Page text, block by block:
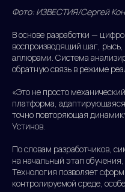
Фото: ИЗВЕСТИЯ/Сергей
В основе разработки —
воспроизводящий шаг,
аллюрами. Система
обратную связь в режиме
«Это не просто
платформа,
точно повторяющая
Устинов.
По словам разработчиков,
на начальный этап
Технология позволяет
контролируемой среде,